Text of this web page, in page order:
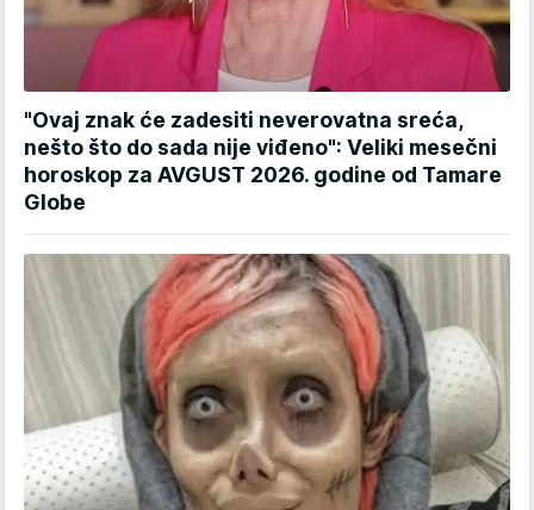
"Ovaj znak će zadesiti neverovatna sreća,
nešto što do sada nije viđeno": Veliki mesečni
horoskop za AVGUST 2026. godine od Tamare
Globe